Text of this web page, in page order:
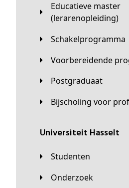
Educatieve master
(lerarenopleiding)
Schakelprogramma
Voorbereidende
Postgraduaat
Bijscholing voor
universiteit Hasselt
Studenten
Onderzoek